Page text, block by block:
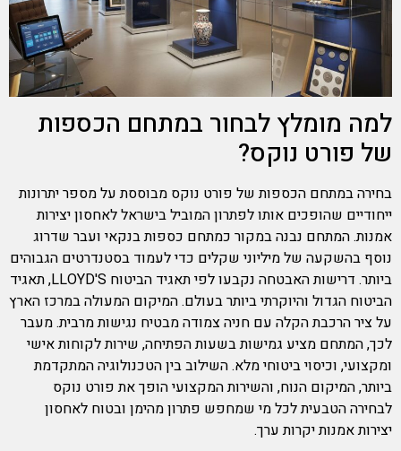
למה מומלץ לבחור במתחם הכספות
של פורט נוקס?
בחירה במתחם הכספות של פורט נוקס מבוססת על מספר יתרונות
ייחודיים שהופכים אותו לפתרון המוביל בישראל לאחסון יצירות
אמנות. המתחם נבנה במקור כמתחם כספות בנקאי ועבר שדרוג
נוסף בהשקעה של מיליוני שקלים כדי לעמוד בסטנדרטים הגבוהים
ביותר. דרישות האבטחה נקבעו לפי תאגיד הביטוח LLOYD'S, תאגיד
הביטוח הגדול והיוקרתי ביותר בעולם. המיקום המעולה במרכז הארץ
על ציר הרכבת הקלה עם חניה צמודה מבטיח נגישות מרבית. מעבר
לכך, המתחם מציע גמישות בשעות הפתיחה, שירות לקוחות אישי
ומקצועי, וכיסוי ביטוחי מלא. השילוב בין הטכנולוגיה המתקדמת
ביותר, המיקום הנוח, והשירות המקצועי הופך את פורט נוקס
לבחירה הטבעית לכל מי שמחפש פתרון מהימן ובטוח לאחסון
יצירות אמנות יקרות ערך.